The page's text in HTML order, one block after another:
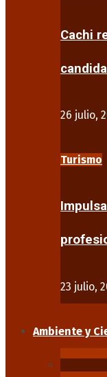
Cachi
26 julio,
Turismo
23 julio,
Ambiente y